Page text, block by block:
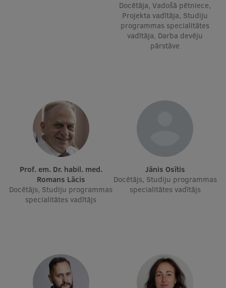
Starptautiskā sadarbība
EURAXESS RSU kontaktpunkts
EATRIS koordinators Latvijā
Docētāja, Vadošā pētniece,
Projekta vadītāja, Studiju
programmas specialitātes
vadītāja, Darba devēju
pārstāve
Prof. em. Dr. habil. med.
Romans Lācis
Docētājs, Studiju programmas
specialitātes vadītājs
Jānis Osītis
Docētājs, Studiju programmas
specialitātes vadītājs